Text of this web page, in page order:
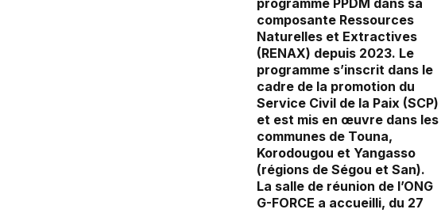
programme PPDM dans sa
composante Ressources
Naturelles et Extractives
(RENAX) depuis 2023. Le
programme s’inscrit dans le
cadre de la promotion du
Service Civil de la Paix (SCP)
et est mis en œuvre dans les
communes de Touna,
Korodougou et Yangasso
(régions de Ségou et San).
La salle de réunion de l’ONG
G-FORCE a accueilli, du 27